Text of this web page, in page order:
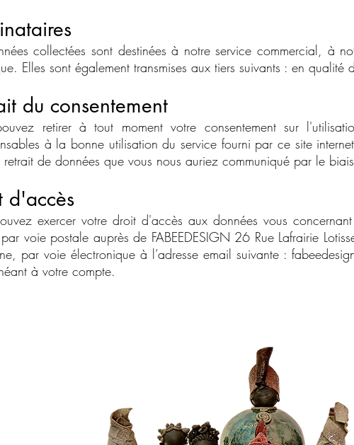
collectées sont destinées à notre service commercial, à
Elles sont également transmises aux tiers suivants : en qualité
du consentement
retirer à tout moment votre consentement sur
à la bonne utilisation du service fourni par ce site
de données que vous nous auriez communiqué par le
d'accès
exercer votre droit d'accès aux données vous
voie postale auprès de FABEEDESIGN 26 Rue Lafrairie
par voie électronique à l’adresse email suivante :
à votre compte.